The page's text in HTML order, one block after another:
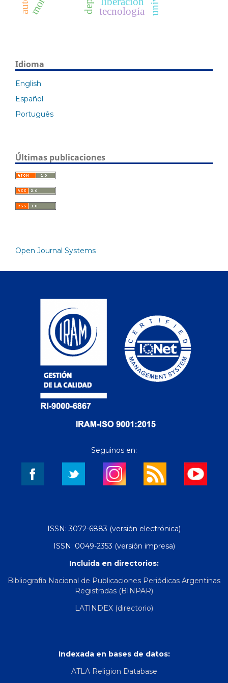
tecnología
Idioma
English
Español
Português
Últimas publicaciones
Open Journal Systems
Seguinos en:
ISSN: 3072-6883 (versión electrónica)
ISSN: 0049-2353 (versión impresa)
Incluida en directorios:
Bibliografía Nacional de Publicaciones Periódicas Argentinas
Registradas (BINPAR)
LATINDEX (directorio)
Indexada en bases de datos:
ATLA Religion Database